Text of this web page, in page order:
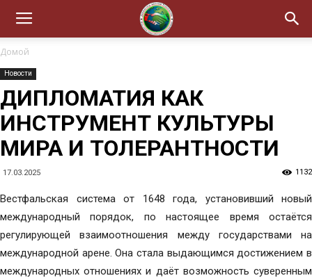
Домой
Новости
ДИПЛОМАТИЯ КАК
ИНСТРУМЕНТ КУЛЬТУРЫ
МИРА И ТОЛЕРАНТНОСТИ
17.03.2025 1132
Вестфальская система от 1648 года, установивший новый
международный порядок, по настоящее время остаётся
регулирующей взаимоотношения между государствами на
международной арене. Она стала выдающимся достижением в
международных отношениях и даёт возможность суверенным